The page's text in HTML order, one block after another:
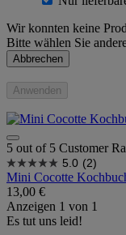
Wir konnten keine
Bitte wählen Sie
Abbrechen
Anwenden
5 out of 5 Customer
5.0 (2)
Mini Cocotte
13,00 €
Anzeigen 1 von 1
Es tut uns leid!